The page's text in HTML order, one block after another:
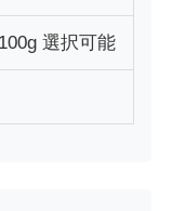
選択可能